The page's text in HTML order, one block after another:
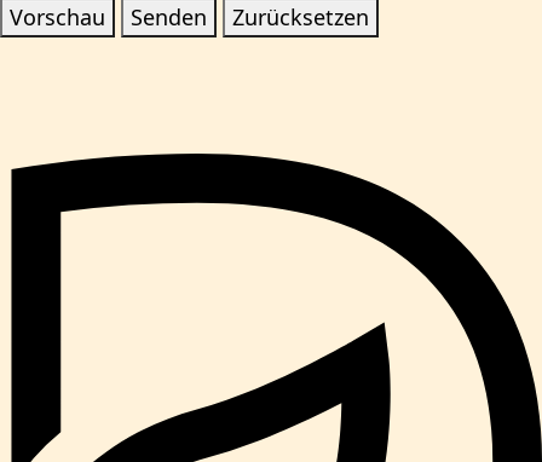
Vorschau
Senden Zurücksetzen